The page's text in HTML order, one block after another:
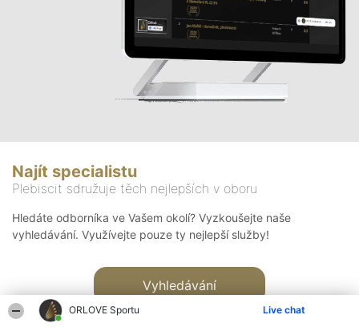
ORLOVE Sportu Live chat
Najít specialistu
Plebiscit sdružuje těch nejlepších v oboru
Hledáte odborníka ve Vašem okolí? Vyzkoušejte naše
vyhledávání. Využívejte pouze ty nejlepší služby!
Vyhledávání